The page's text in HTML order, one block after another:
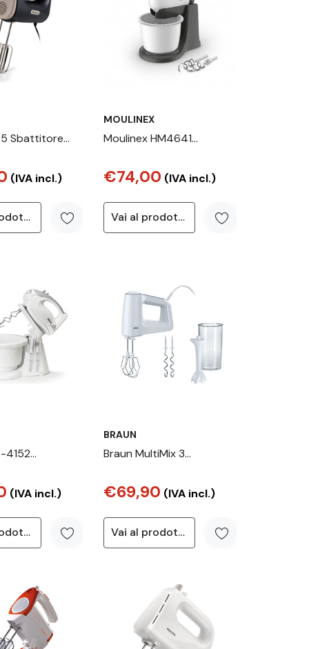
Sbattitore
turbo, 2
(IVA incl.)
Vai al prodotto
MOULINEX
Moulinex HM4641
PREP'MIX+ CON
€74,00 (IVA incl.)
Vai al prodotto
4152
(IVA incl.)
Vai al prodotto
BRAUN
Braun MultiMix 3
W Bianco
€69,90 (IVA incl.)
Vai al prodotto